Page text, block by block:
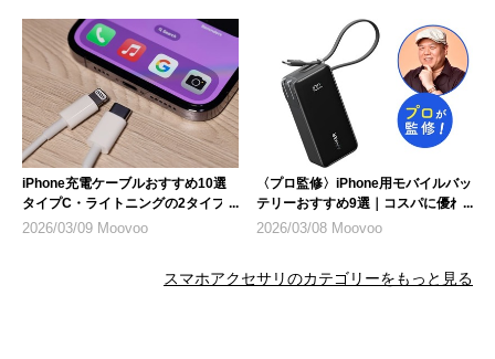
iPhone充電ケーブルおすすめ10選
タイプC・ライトニングの2タイプ
を紹介
2026/03/09 Moovoo
〈プロ監修〉iPhone用モバイルバッ
テリーおすすめ9選｜コスパに優れ
た1台を選ぶ
2026/03/08 Moovoo
スマホアクセサリのカテゴリーをもっと見る